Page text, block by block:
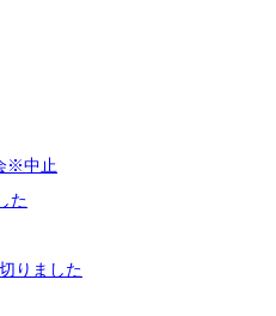
※中止
た
りました